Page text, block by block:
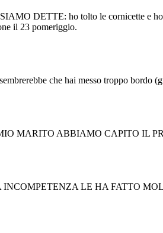
DETTE: ho tolto le cornicette e ho
il 23 pomeriggio.
che hai messo troppo
MARITO ABBIAMO CAPITO IL
LE HA FATTO